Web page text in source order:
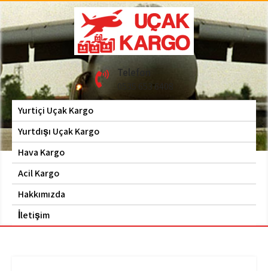
Skip
to
content
Hava Kargo | Acil Kargo
| 0535 653 6408
Uçak Kargo Telefon
0535 653 6408
Yurtiçi Uçak Kargo
Yurtdışı Uçak Kargo
Hava Kargo
Acil Kargo
Hakkımızda
İletişim